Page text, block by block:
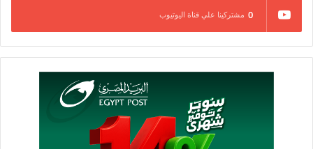
0 مشتركينا علي قناة اليوتيوب